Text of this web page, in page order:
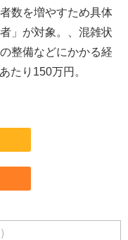
数を増やすため具体
」が対象。、混雑状
整備などにかかる経
たり150万円。